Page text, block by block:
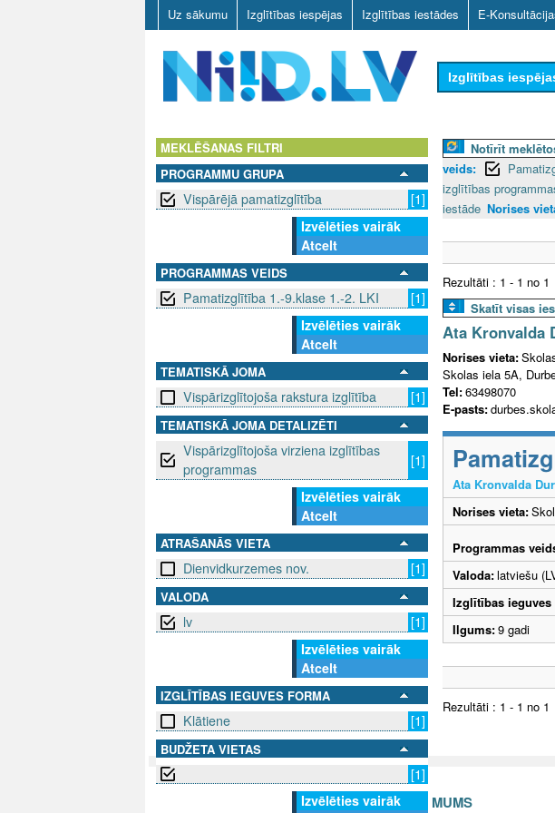
to
Uz sākumu Izglītības iespējas Izglītības iestādes E-
Izglītības
MEKLĒŠANAS FILTRI
PROGRAMMU GRUPA
Vispārējā pamatizglītība
[1]
Izvēlēties vairāk
Atcelt
PROGRAMMAS VEIDS
Pamatizglītība 1.-9.klase 1.-2. LKI
[1]
Izvēlēties vairāk
Atcelt
TEMATISKĀ JOMA
Vispārizglītojoša rakstura izglītība [1]
TEMATISKĀ JOMA DETALIZĒTI
Vispārizglītojoša virziena izglītības
programmas
[1]
Izvēlēties vairāk
Atcelt
ATRAŠANĀS VIETA
Dienvidkurzemes nov. [1]
VALODA
lv
[1]
Izvēlēties vairāk
Atcelt
IZGLĪTĪBAS IEGUVES FORMA
Klātiene [1]
BUDŽETA VIETAS
[1]
Izvēlēties vairāk
Notīrīt
veids:
izglītības
iestāde Norises
Rezultāti : 1 - 1 no 1
Skatīt visas
Ata Kronvalda
Norises vieta:
Skolas iela 5A,
Tel:63498070
E-pasts:
Ata Kronvalda
Norises vieta:
Programmas
Valoda:latviešu
Izglītības ieguves
Ilgums:9 gadi
Rezultāti : 1 - 1 no 1
SAZINIES AR MUMS